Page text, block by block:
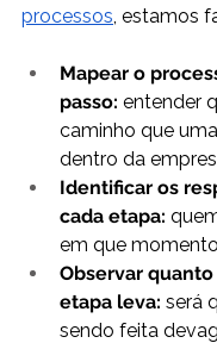
processos , estamos
Mapear o
passo: entender
caminho que
dentro da
Identificar os
cada etapa:
em que
Observar
etapa leva: será
sendo feita